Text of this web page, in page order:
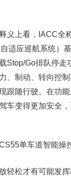
义上看，IACC全
适应巡航系统）
Stop/Go排队停走
、制动、转向控
跟随行驶。在功
车变得更加安全，
单车道智能操
轻松才有可能发